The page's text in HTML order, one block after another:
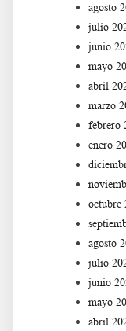
agosto
julio
junio
mayo
abril
marzo
febrero
enero
octubre
agosto
julio
junio
mayo
abril